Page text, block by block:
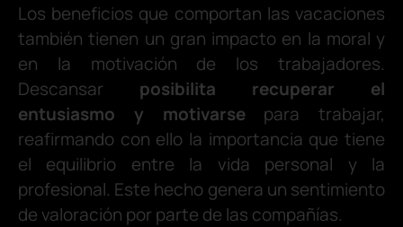
Los beneficios que comportan las vacaciones
también tienen un gran impacto en la moral y
en la motivación de los trabajadores.
Descansar posibilita recuperar el
entusiasmo y motivarsepara trabajar,
reafirmando con ello la importancia que tiene
el equilibrio entre la vida personal y la
profesional. Este hecho genera un sentimiento
de valoración por parte de las compañías.